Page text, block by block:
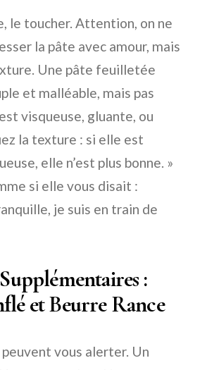
le toucher. Attention, on ne
la pâte avec amour, mais
Une pâte feuilletée
et malléable, mais pas
visqueuse, gluante, ou
la texture : si elle est
elle n’est plus bonne. »
si elle vous disait :
je suis en train de
:
et Beurre Rance
peuvent vous alerter. Un